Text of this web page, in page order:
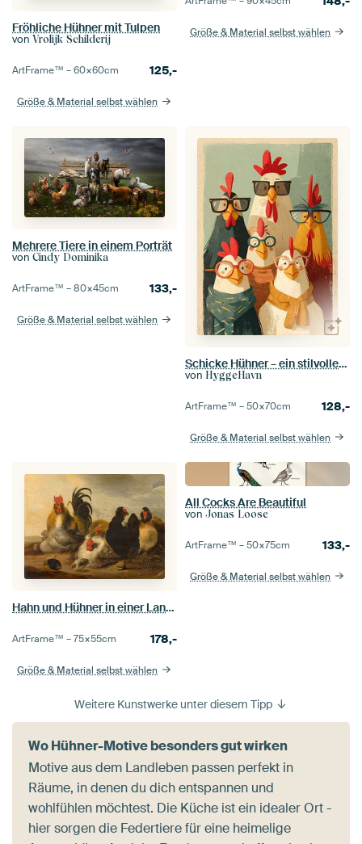
Fröhliche Hühner mit Tulpen
von Vrolijk Schilderij
ArtFrame™ –60×60cm 125,-
Größe & Material selbst wählen
Größe & Material selbst wählen
Mehrere Tiere in einem Porträt
von Cindy Dominika
ArtFrame™ –80×45cm 133,-
Größe & Material selbst wählen
Schicke Hühner – ein stilvoller Schwarm gefiederter Freunde
von HyggeHavn
ArtFrame™ –50×70cm 128,-
Größe & Material selbst wählen
Hahn und Hühner in einer Landschaft - Melchior d'Hondecoeter
ArtFrame™ –75×55cm 178,-
Größe & Material selbst wählen
All Cocks Are Beautiful
von Jonas Loose
ArtFrame™ –50×75cm 133,-
Größe & Material selbst wählen
Weitere Kunstwerke unter diesem Tipp
Wo Hühner-Motive besonders gut wirken
Motive aus dem Landleben passen perfekt in
Räume, in denen du dich entspannen und
wohlfühlen möchtest. Die Küche ist ein idealer Ort -
hier sorgen die Federtiere für eine heimelige